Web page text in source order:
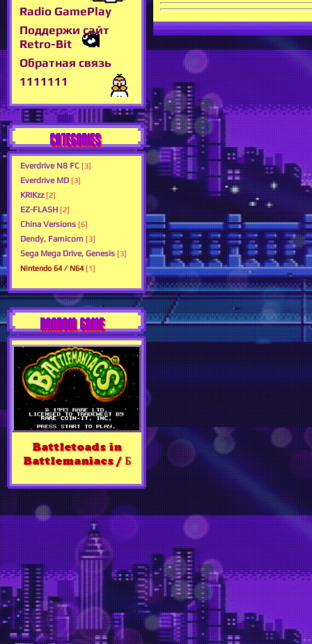
Radio GamePlay
Поддержи сайт
Retro-Bit
Обратная связь
1111111
CATEGORIES
Everdrive N8 FC [3]
Everdrive MD [3]
KRIKzz [2]
EZ-FLASH [2]
Сhina Versions [6]
Dendy, Famicom [3]
Sega Mega Drive, Genesis [3]
Nintendo 64 / N64 [1]
RANDOM GAME
Battletoads in
Battlemaniacs / Б